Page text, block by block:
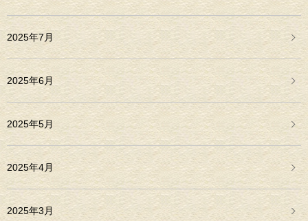
2025年7月
2025年6月
2025年5月
2025年4月
2025年3月